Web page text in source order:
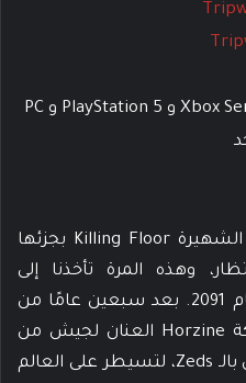
تعود سلسلة الرعب التعاوني الشهيرة Killing Floor بجزئها
وهذه المرة تأخذنا إلى
مستقبل مظلم وعنيف في عام 2091. بعد سبعين عامًا من
أحداث الجزء الثاني، تطلق شركة Horzine العنان لجيش من
الوحوش المعدّلة وراثيًا يُعرفون بالـ Zeds، لتسيطر على العالم